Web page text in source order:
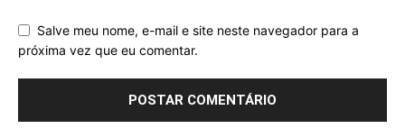
Salve meu nome, e-mail e site neste navegador para a
próxima vez que eu comentar.